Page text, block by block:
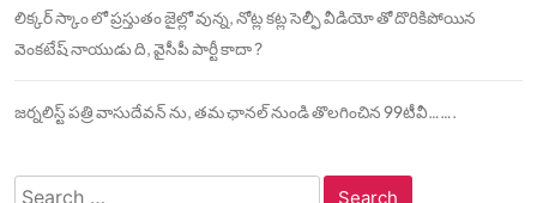
లిక్కర్ స్కాం లో ప్రస్తుతం జైల్లో వున్న, నోట్ల కట్ల సెల్ఫీ వీడియో తో దొరికిపోయిన
వెంకటేష్ నాయుడు ది, వైసీపీ పార్టీ కాదా ?
జర్నలిస్ట్ పత్రి వాసుదేవన్ ను, తమ ఛానల్ నుండి తొలగించిన 99టీవీ…….
Search